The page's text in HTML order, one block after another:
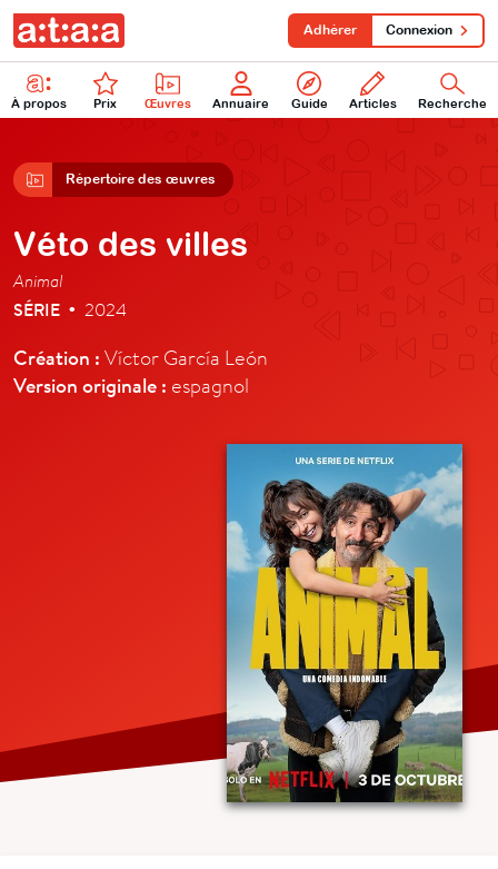
À propos Prix Œuvres Annuaire Guide Articles Recherche
Adhérer Connexion
Répertoire des œuvres
Véto des villes
Animal
SÉRIE • 2024
Création : Víctor García León
Version originale : espagnol